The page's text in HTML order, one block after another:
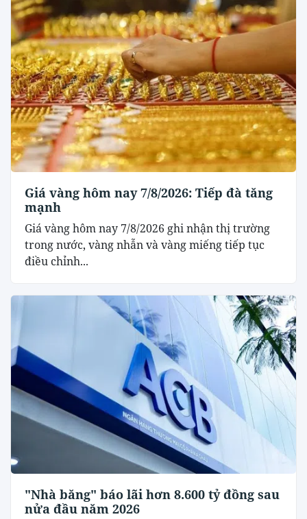
Giá vàng hôm nay 7/8/2026: Tiếp đà tăng
mạnh
Giá vàng hôm nay 7/8/2026 ghi nhận thị trường
trong nước, vàng nhẫn và vàng miếng tiếp tục
điều chỉnh...
"Nhà băng" báo lãi hơn 8.600 tỷ đồng sau
nửa đầu năm 2026